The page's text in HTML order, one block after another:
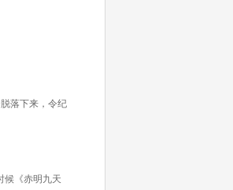
落下来，令纪
候《赤明九天